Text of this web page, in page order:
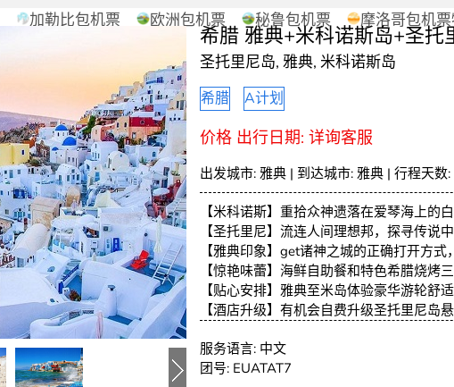
加勒比包机票 欧洲包机票 秘鲁包机票 摩洛哥包机
希腊 雅典+米科诺斯岛+圣托
圣托里尼岛, 雅典, 米科诺斯岛
希腊 A计划
价格 出行日期: 详询客服
出发城市: 雅典 | 到达城市: 雅典 | 行程天数:
【米科诺斯】重拾众神遗落在爱琴海上的
【圣托里尼】流连人间理想邦，探寻传说
【雅典印象】get诸神之城的正确打开方
【惊艳味蕾】海鲜自助餐和特色希腊烧烤
【贴心安排】雅典至米岛体验豪华游轮
【酒店升级】有机会自费升级圣托里尼岛
服务语言: 中文
团号: EUATAT7